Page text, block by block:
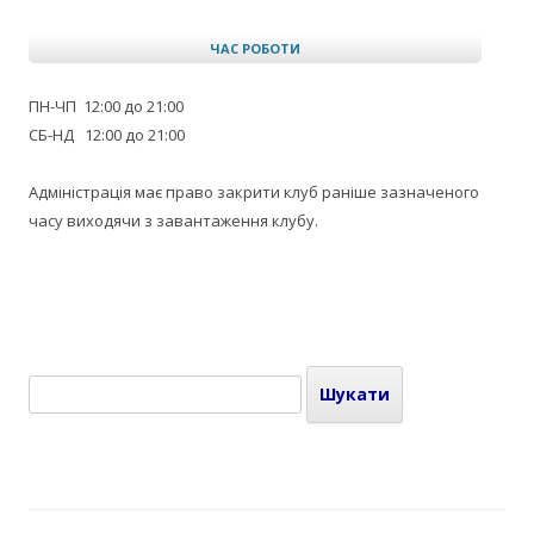
ЧАС РОБОТИ
ПН-ЧП 12:00 до 21:00
СБ-НД 12:00 до 21:00
Адміністрація має право закрити клуб раніше зазначеного
часу виходячи з завантаження клубу.
Пошук: